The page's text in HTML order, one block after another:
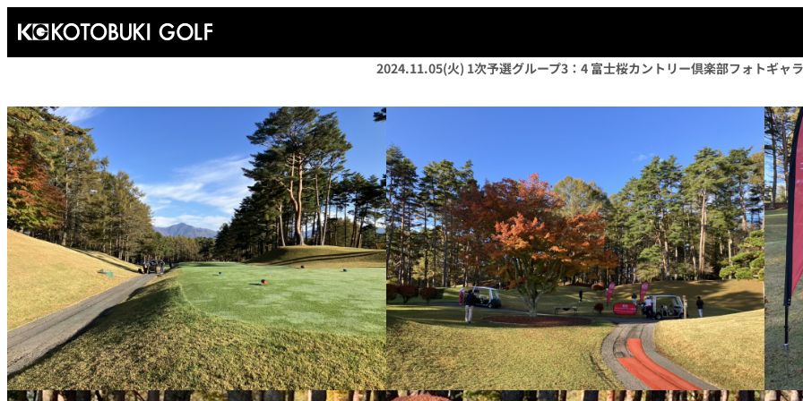
内
容
ス
キ
ッ
プ
2024.11.05(火) 1次予選グループ3：4 富士桜カントリー倶楽部フォトギャ